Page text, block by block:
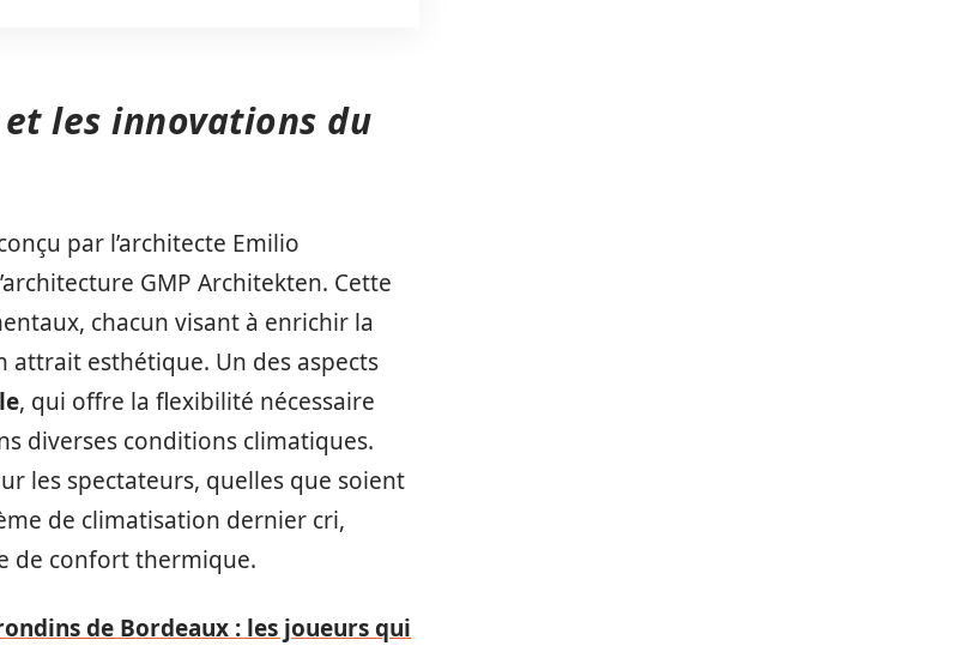
les innovations du
par l’architecte Emilio
GMP Architekten. Cette
chacun visant à enrichir la
esthétique. Un des aspects
, qui offre la flexibilité nécessaire
diverses conditions climatiques.
les spectateurs, quelles que soient
de climatisation dernier cri,
de confort thermique.
de Bordeaux : les joueurs qui